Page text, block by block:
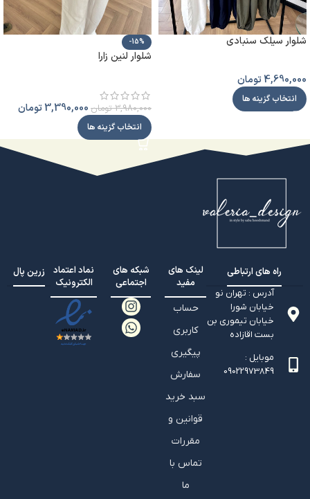
شلوار سیلک سنبادی
4,690,000تومان
انتخاب گزینه ها
-15%
شلوار لنین زارا
3,980,000 تومان 3,390,000تومان
انتخاب گزینه ها
راه های ارتباطی
آدرس : تهران نو
خیابان شورا
خیابان تيموري بن
بست اقازاده
موبایل :
09022973849
لینک های
مفید
حساب
کاربری
پیگیری
سفارش
سبد خرید
قوانین و
مقررات
تماس با
ما
شبکه های
اجتماعی
نماد اعتماد
الکترونیک
زرین پال